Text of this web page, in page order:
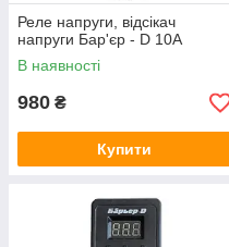
Реле напруги, відсікач
напруги Бар'єр - D 10А
В наявності
980 ₴
Купити